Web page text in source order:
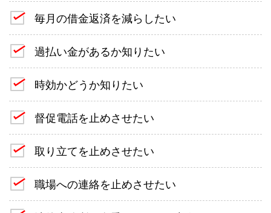
毎月の借金返済を減らしたい
過払い金があるか知りたい
時効かどうか知りたい
督促電話を止めさせたい
取り立てを止めさせたい
職場への連絡を止めさせたい